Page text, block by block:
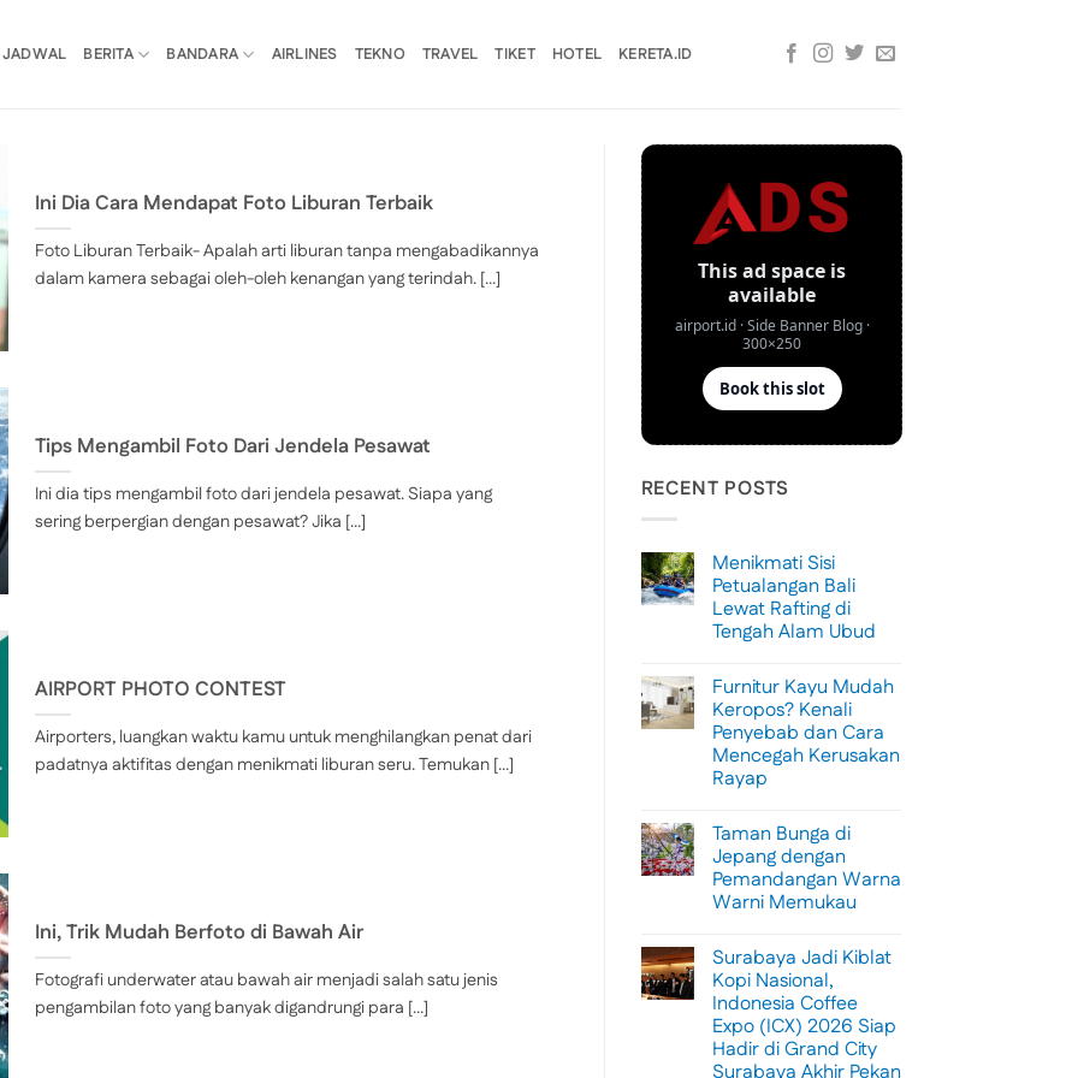
JADWAL BERITA BANDARA AIRLINES TEKNO TRAVEL TIKET HOTEL KERETA.ID
Ini Dia Cara Mendapat Foto Liburan Terbaik
Foto Liburan Terbaik- Apalah arti liburan tanpa mengabadikannya
dalam kamera sebagai oleh-oleh kenangan yang terindah. [...]
Tips Mengambil Foto Dari Jendela Pesawat
Ini dia tips mengambil foto dari jendela pesawat. Siapa yang
sering berpergian dengan pesawat? Jika [...]
AIRPORT PHOTO CONTEST
Airporters, luangkan waktu kamu untuk menghilangkan penat dari
padatnya aktifitas dengan menikmati liburan seru. Temukan [...]
Ini, Trik Mudah Berfoto di Bawah Air
Fotografi underwater atau bawah air menjadi salah satu jenis
pengambilan foto yang banyak digandrungi para [...]
RECENT POSTS
Menikmati Sisi
Petualangan Bali
Lewat Rafting di
Tengah Alam Ubud
on
Menikmati
Sisi
Petualangan
Bali
Lewat
Rafting
Alam
Ubud
Furnitur Kayu Mudah
Keropos? Kenali
Penyebab dan Cara
Mencegah Kerusakan
Rayap
on
Furnitur
Kayu
Mudah
Keropos?
Kenali
Cara
Mencegah
Kerusakan
Rayap
Taman Bunga di
Jepang dengan
Pemandangan Warna
Warni Memukau
on
Taman
Bunga
di
Jepang
dengan
Pemandangan
Warna
Surabaya Jadi Kiblat
Kopi Nasional,
Indonesia Coffee
Expo (ICX) 2026 Siap
Hadir di Grand City
Surabaya Akhir Pekan